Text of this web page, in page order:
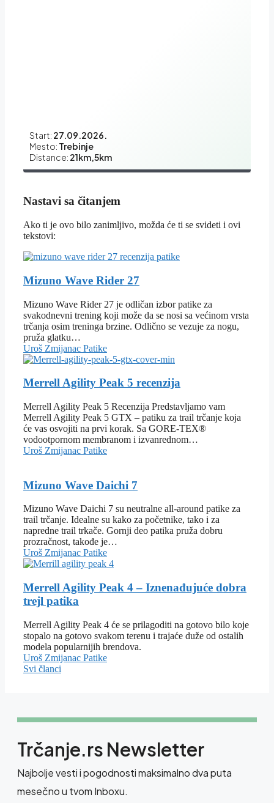
Start: 27.09.2026.
Mesto: Trebinje
Distance: 21km,5km
Nastavi sa čitanjem
Ako ti je ovo bilo zanimljivo, možda će ti se svideti i ovi
tekstovi:
Mizuno Wave Rider 27
Mizuno Wave Rider 27 je odličan izbor patike za
svakodnevni trening koji može da se nosi sa većinom vrsta
trčanja osim treninga brzine. Odlično se vezuje za nogu,
pruža glatku…
Uroš Zmijanac Patike
Merrell Agility Peak 5 recenzija
Merrell Agility Peak 5 Recenzija Predstavljamo vam
Merrell Agility Peak 5 GTX – patiku za trail trčanje koja
će vas osvojiti na prvi korak. Sa GORE-TEX®
vodootpornom membranom i izvanrednom…
Uroš Zmijanac Patike
Mizuno Wave Daichi 7
Mizuno Wave Daichi 7 su neutralne all-around patike za
trail trčanje. Idealne su kako za početnike, tako i za
napredne trail trkače. Gornji deo patika pruža dobru
prozračnost, takođe je…
Uroš Zmijanac Patike
Merrell Agility Peak 4 – Iznenađujuće dobra
trejl patika
Merrell Agility Peak 4 će se prilagoditi na gotovo bilo koje
stopalo na gotovo svakom terenu i trajaće duže od ostalih
modela popularnijih brendova.
Uroš Zmijanac Patike
Svi članci
Trčanje.rs Newsletter
Najbolje vesti i pogodnosti maksimalno dva puta
mesečno u tvom Inboxu.